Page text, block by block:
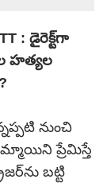
: డైరెక్ట్‌గా
హత్యల
నుంచి
ప్రేమిస్తే
బట్టి